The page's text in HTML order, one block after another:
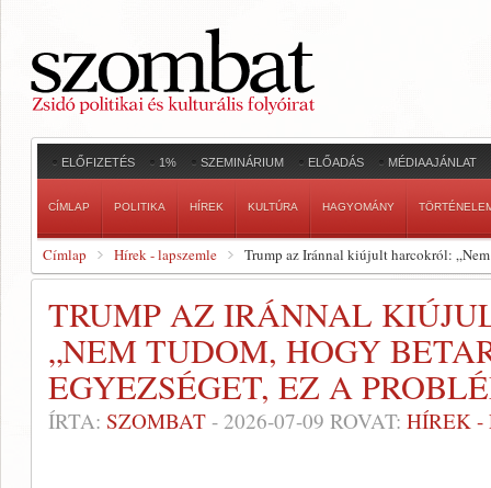
ELŐFIZETÉS 1% SZEMINÁRIUM ELŐADÁS MÉDIAAJÁNLAT
CÍMLAP POLITIKA HÍREK KULTÚRA HAGYOMÁNY
Címlap Hírek - lapszemle Trump az Iránnal kiújult harcokról:
TRUMP AZ IRÁNNAL
„NEM TUDOM, HOGY
EGYEZSÉGET, EZ A
ÍRTA: SZOMBAT - 2026-07-09 ROVAT: HÍREK -